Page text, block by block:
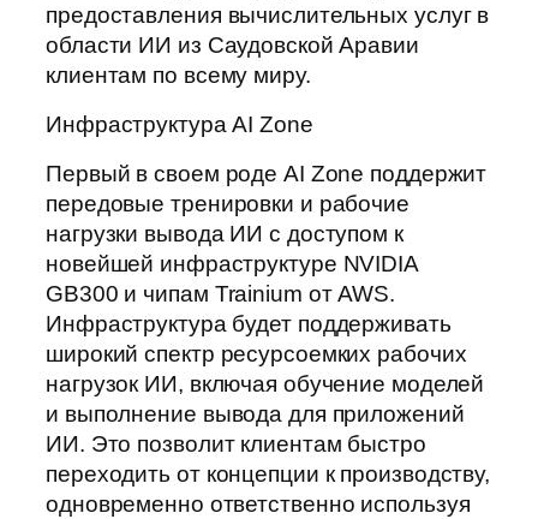
предоставления вычислительных услуг в
области ИИ из Саудовской Аравии
клиентам по всему миру.
Инфраструктура AI Zone
Первый в своем роде AI Zone поддержит
передовые тренировки и рабочие
нагрузки вывода ИИ с доступом к
новейшей инфраструктуре NVIDIA
GB300 и чипам Trainium от AWS.
Инфраструктура будет поддерживать
широкий спектр ресурсоемких рабочих
нагрузок ИИ, включая обучение моделей
и выполнение вывода для приложений
ИИ. Это позволит клиентам быстро
переходить от концепции к производству,
одновременно ответственно используя